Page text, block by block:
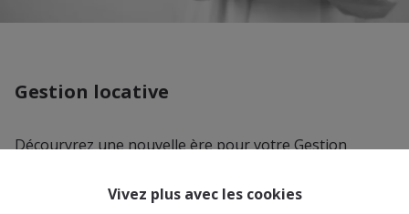
Vivez plus avec les cookies
Gestion locative
Décourvrez une nouvelle ère pour votre Gestion
à notre contact avec les propriétaire et les locataires